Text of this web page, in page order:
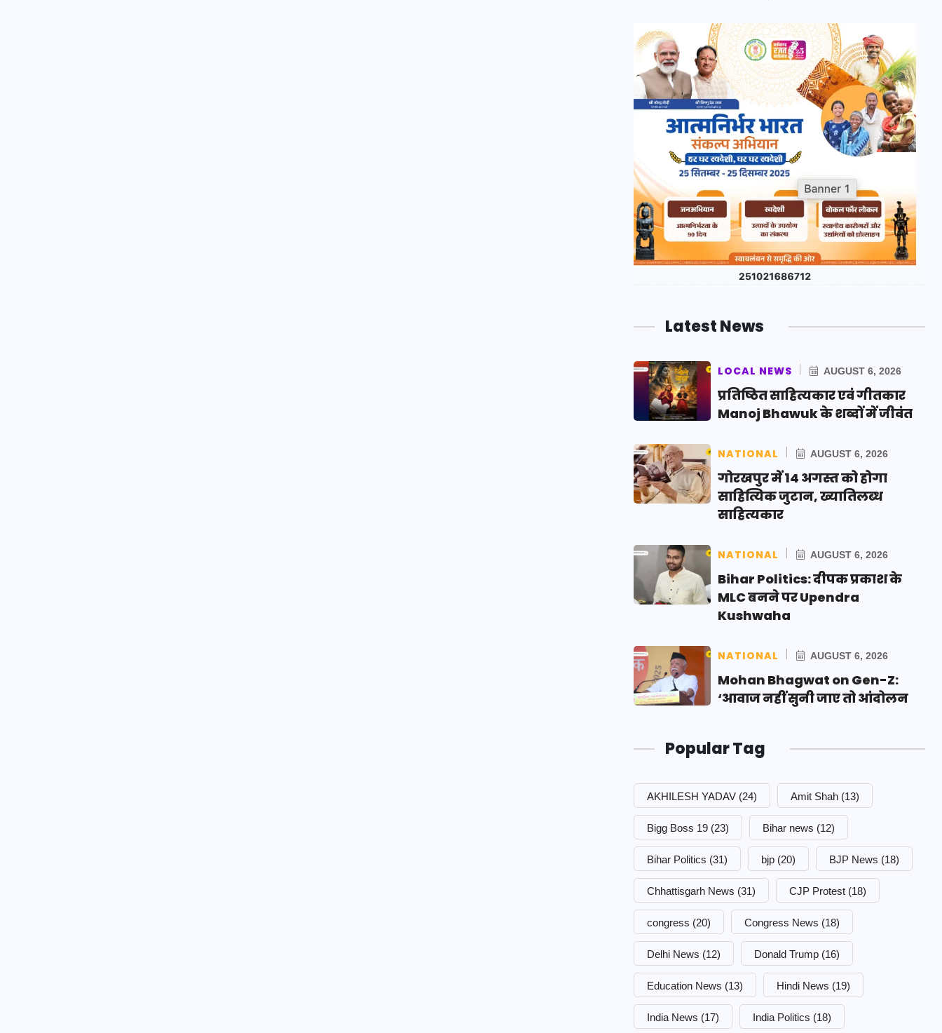
Latest News
LOCAL NEWS AUGUST 6, 2026
प्रतिष्ठित साहित्यकार एवं गीतकार
Manoj Bhawuk के शब्दों में जीवंत
NATIONAL AUGUST 6, 2026
गोरखपुर में 14 अगस्त को होगा
साहित्यिक जुटान, ख्यातिलब्ध
साहित्यकार
NATIONAL AUGUST 6, 2026
Bihar Politics: दीपक प्रकाश के
MLC बनने पर Upendra
Kushwaha
NATIONAL AUGUST 6, 2026
Mohan Bhagwat on Gen-Z:
‘आवाज नहीं सुनी जाए तो आंदोलन
Popular Tag
AKHILESH YADAV (24) Amit Shah (13)
Bigg Boss 19 (23) Bihar news (12)
Bihar Politics (31) bjp (20) BJP News (18)
Chhattisgarh News (31) CJP Protest (18)
congress (20) Congress News (18)
Delhi News (12) Donald Trump (16)
Education News (13) Hindi News (19)
India News (17) India Politics (18)